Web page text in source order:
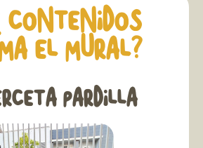
CONTENIDOS
EL MURAL?
PARDILLA